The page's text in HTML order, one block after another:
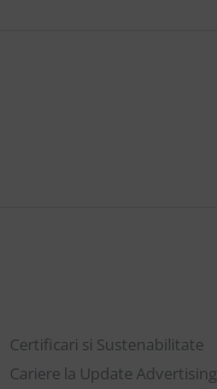
Certificari si Sustenabilitate
Cariere la Update Advertising